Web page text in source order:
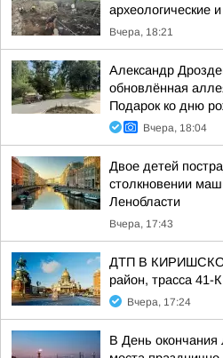
археологические
Вчера, 18:21
Александр
обновлённая
Подарок ко дню
Вчера, 18:04
Двое детей
столкновении
Ленобласти
Вчера, 17:43
ДТП В
район, трасса 41-
Вчера, 17:24
В День окончания